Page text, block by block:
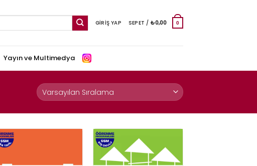
GIRIŞ YAP SEPET / ₺0,00 0
Yayın ve Multimedya